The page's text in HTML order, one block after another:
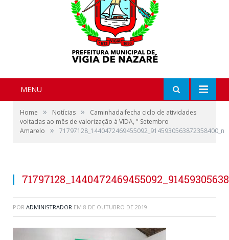
MENU
Home » Notícias »
Caminhada fecha ciclo de atividades
voltadas ao mês de valorização à VIDA, " Setembro
Amarelo
» 71797128_1440472469455092_9145930563872358400_n
POR ADMINISTRADOR EM 8 DE OUTUBRO DE 2019